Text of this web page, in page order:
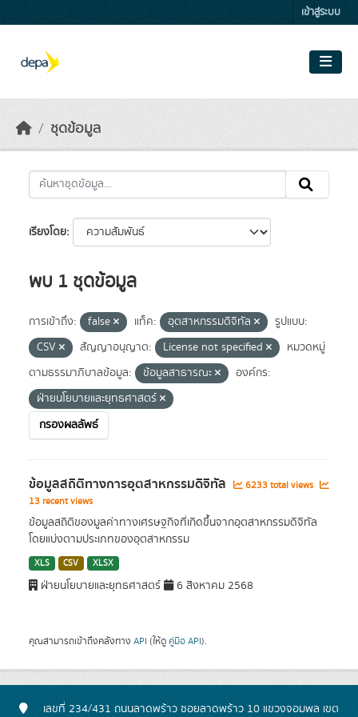
เข้าสู่ระบบ
ชุดข้อมูล
เรียงโดย
พบ 1 ชุดข้อมูล
การเข้าถึง: false แท็ค: อุตสาหกรรมดิจิทัล
รูปแบบ:
CSV
สัญญาอนุญาต: License not specified
หมวดหมู่
ตามธรรมาภิบาลข้อมูล:
ข้อมูลสาธารณะ
องค์กร:
ฝ่ายนโยบายและยุทธศาสตร์
กรองผลลัพธ์
ข้อมูลสถิติทางการอุตสาหกรรมดิจิทัล
6233 total views
13 recent views
ข้อมูลสถิติของมูลค่าทางเศรษฐกิจที่เกิดขึ้นจากอุตสาหกรรมดิจิทัล
โดยแบ่งตามประเภทของอุตสาหกรรม
XLS CSV XLSX
ฝ่ายนโยบายและยุทธศาสตร์ 6 สิงหาคม 2568
คุณสามารถเข้าถึงคลังทาง API (ให้ดู คู่มือ API).
เลขที่ 234/431 ถนนลาดพร้าว ซอยลาดพร้าว 10 แขวงจอมพล เขต